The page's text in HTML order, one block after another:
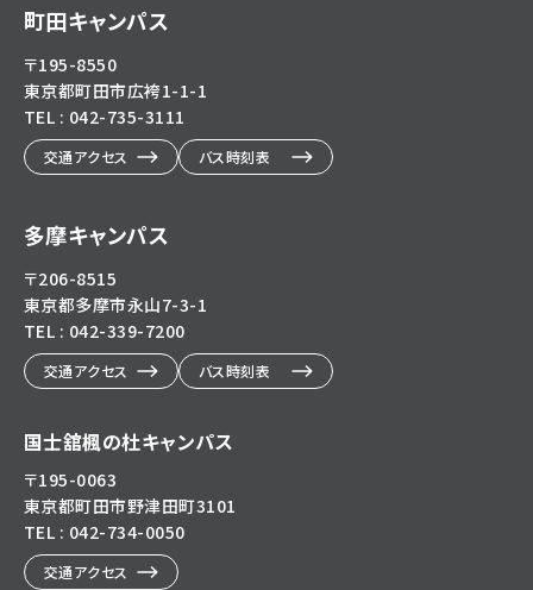
町田キャンパス
〒195-8550
東京都町田市広袴1-1-1
TEL : 042-735-3111
交通アクセス バス時刻表
多摩キャンパス
〒206-8515
東京都多摩市永山7-3-1
TEL : 042-339-7200
交通アクセス バス時刻表
国士舘楓の杜キャンパス
〒195-0063
東京都町田市野津田町3101
TEL : 042-734-0050
交通アクセス